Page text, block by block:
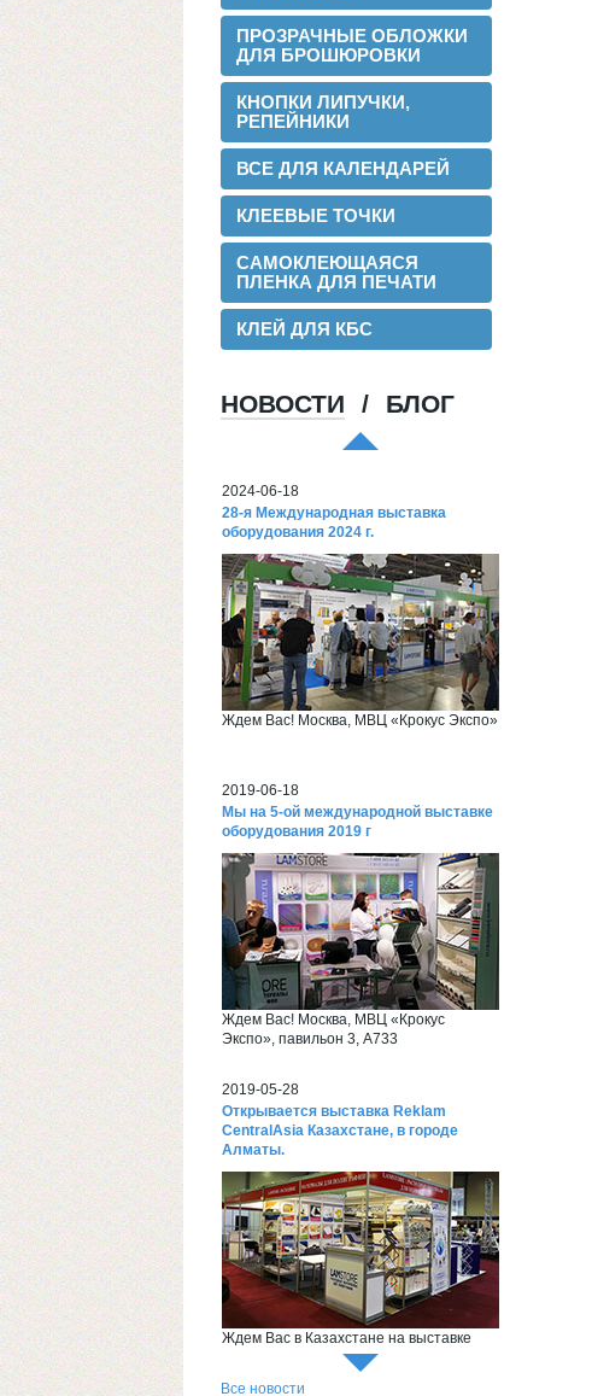
ПРОЗРАЧНЫЕ ОБЛОЖКИ
ДЛЯ БРОШЮРОВКИ
КНОПКИ ЛИПУЧКИ,
РЕПЕЙНИКИ
ВСЕ ДЛЯ КАЛЕНДАРЕЙ
КЛЕЕВЫЕ ТОЧКИ
САМОКЛЕЮЩАЯСЯ
ПЛЕНКА ДЛЯ ПЕЧАТИ
КЛЕЙ ДЛЯ КБС
НОВОСТИ / БЛОГ
Теперь режем в любой формат до 1.88
метра.
2015-05-05
Поступила на склад новая партия
пленки в jumbo рулонах
Хорошая пленка для ламинации, для
хороших клиентов!
2024-06-18
28-я Международная выставка
оборудования 2024 г.
Ждем Вас! Москва, МВЦ «Крокус Экспо»
2019-06-18
Мы на 5-ой международной выставке
оборудования 2019 г
Ждем Вас! Москва, МВЦ «Крокус
Экспо», павильон 3, А733
2019-05-28
Открывается выставка Reklam
CentralAsia Казахстане, в городе
Алматы.
Ждем Вас в Казахстане на выставке
Reklam CentralAsia
2018-06-26
Все новости